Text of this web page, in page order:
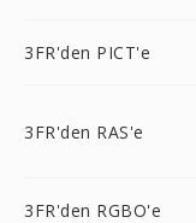
3FR'den PICT'e
3FR'den RAS'e
3FR'den RGBO'e